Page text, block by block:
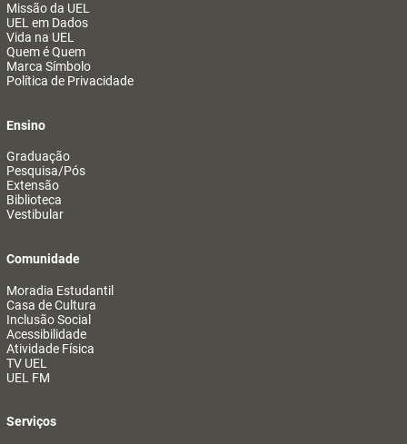
Missão da UEL
UEL em Dados
Vida na UEL
Quem é Quem
Marca Símbolo
Política de Privacidade
Ensino
Graduação
Pesquisa/Pós
Extensão
Biblioteca
Vestibular
Comunidade
Moradia Estudantil
Casa de Cultura
Inclusão Social
Acessibilidade
Atividade Física
TV UEL
UEL FM
Serviços